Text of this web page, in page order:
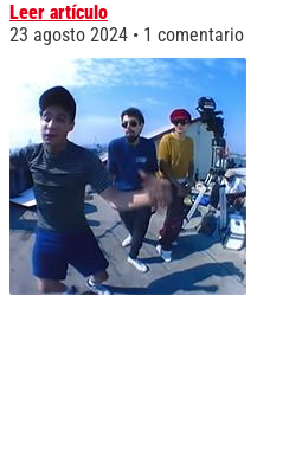
Leer artículo
23 agosto 2024
1 comentario